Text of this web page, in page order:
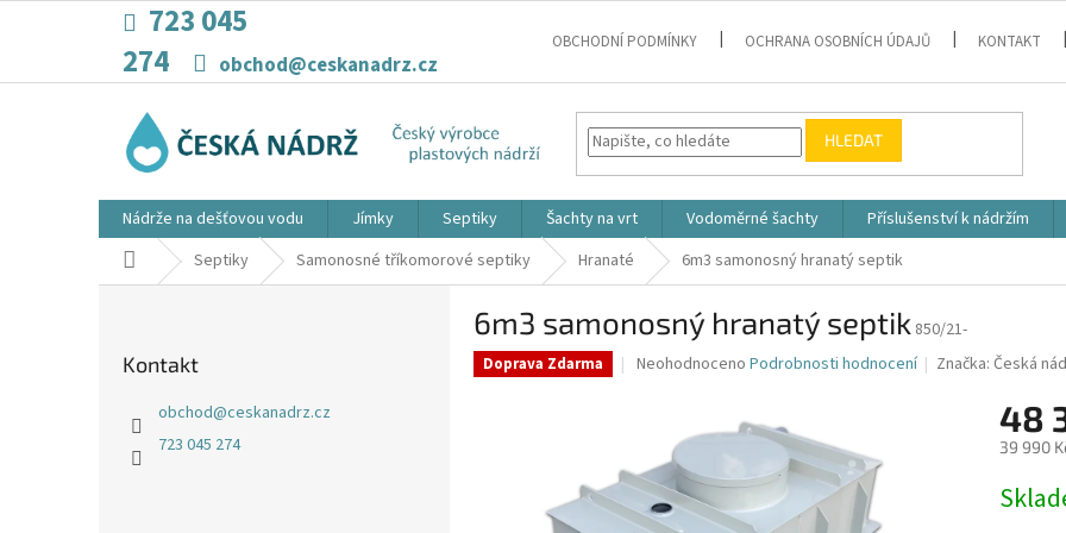
723 045
274
obchod@ceskanadrz.cz
OBCHODNÍ PODMÍNKY OCHRANA OSOBNÍCH ÚDAJŮ KONTAKT
HLEDAT
Nádrže na dešťovou vodu Jímky Septiky Šachty na vrt Vodoměrné šachty Příslušenství k nádržím
Domů Septiky Samonosné tříkomorové septiky Hranaté 6m3 samonosný hranatý septik
Kontakt
obchod@ceskanadrz.cz
723 045 274
6m3 samonosný hranatý septik 850/21-
Doprava Zdarma
Průměrné
z
hvězdiček.
Neohodnoceno Podrobnosti hodnocení Značka:Česká
48
39 990
cena: